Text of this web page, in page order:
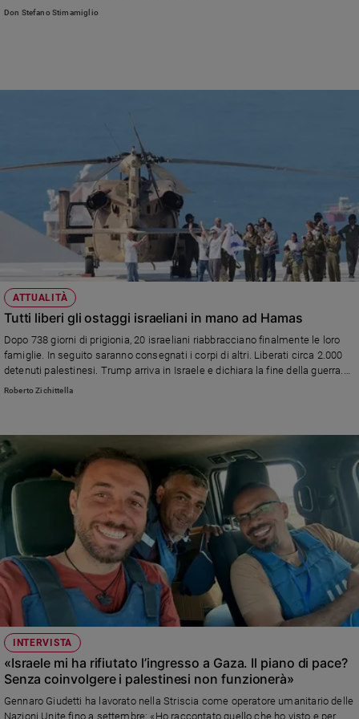
e
Arte
Famiglia
ed
educazione
figli
Nonni
Coppia
Scuola
e
giovani
Vai
Riflessioni
Foto
Video
Podcast
Privacy
Don Stefano Stimamiglio
ATTUALITÀ
Tutti liberi gli ostaggi israeliani in mano ad Hamas
Dopo 738 giorni di prigionia, 20 israeliani riabbracciano finalmente le loro
famiglie. In seguito saranno consegnati i corpi di altri. Liberati circa 2.000
detenuti palestinesi. Trump arriva in Israele e dichiara la fine della guerra.
Oggi in Israele il vertice sul futuro di Gaza
Roberto Zichittella
INTERVISTA
«Israele mi ha rifiutato l’ingresso a Gaza. Il piano di pace?
Senza coinvolgere i palestinesi non funzionerà»
Gennaro Giudetti ha lavorato nella Striscia come operatore umanitario delle
Nazioni Unite fino a settembre: «Ho raccontato quello che ho visto e per